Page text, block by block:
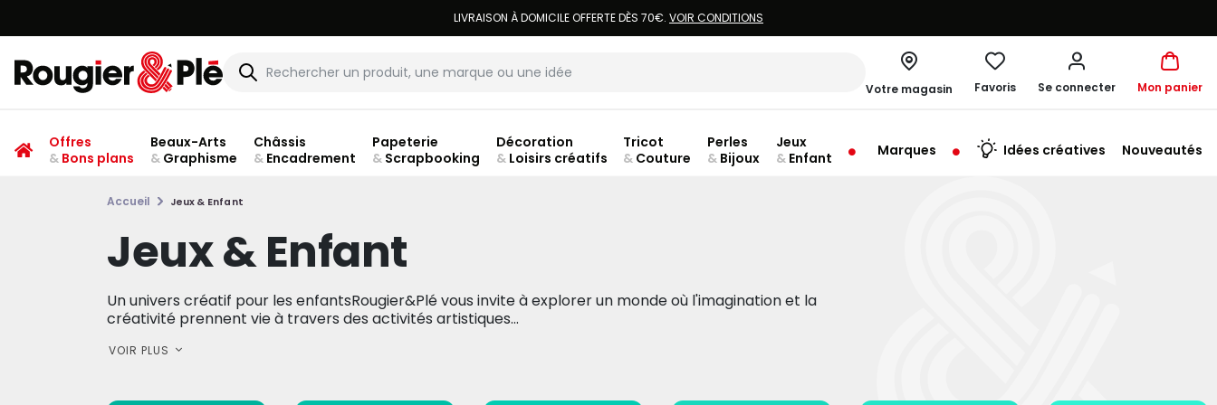
LIVRAISON À DOMICILE OFFERTE DÈS 70€. VOIR CONDITIONS
Votre magasin
ouvert à 10:00
Favoris Se connecter Mon panier
Offres
&Bons plans
Beaux-Arts
&Graphisme
Châssis
&Encadrement
Papeterie
&Scrapbooking
Décoration
&Loisirs créatifs
Tricot
& Couture
Perles
& Bijoux
Jeux
& Enfant Marques Idées créatives Nouveautés
Accueil Jeux & Enfant
Jeux & Enfant
Un univers créatif pour les enfantsRougier&Plé vous invite à explorer un monde où l'imagination et la
créativité prennent vie à travers des activités artistiques...
VOIR PLUS